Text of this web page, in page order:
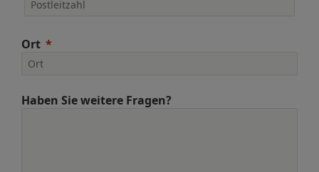
Ort
Haben Sie weitere Fragen?